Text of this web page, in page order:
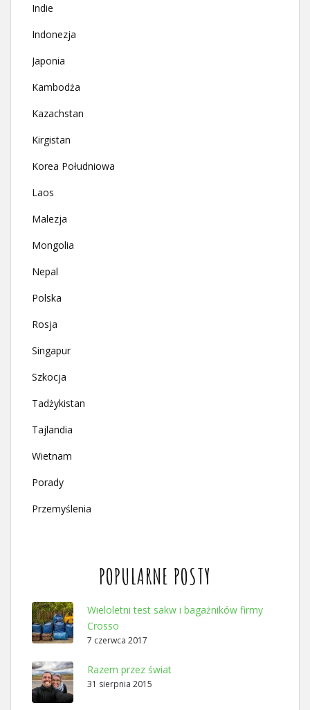
Indie
Indonezja
Japonia
Kambodża
Kazachstan
Kirgistan
Korea Południowa
Laos
Malezja
Mongolia
Nepal
Polska
Rosja
Singapur
Szkocja
Tadżykistan
Tajlandia
Wietnam
Porady
Przemyślenia
POPULARNE POSTY
Wieloletni test sakw i bagażników firmy
Crosso
7 czerwca 2017
Razem przez świat
31 sierpnia 2015